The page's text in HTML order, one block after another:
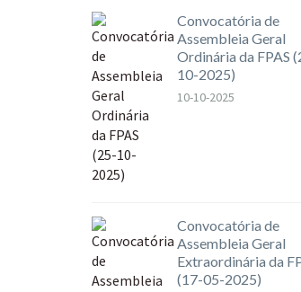
Convocatória de
Assembleia Geral
Ordinária da FPAS
10-2025)
10-10-2025
Convocatória de
Assembleia Geral
Extraordinária da
(17-05-2025)